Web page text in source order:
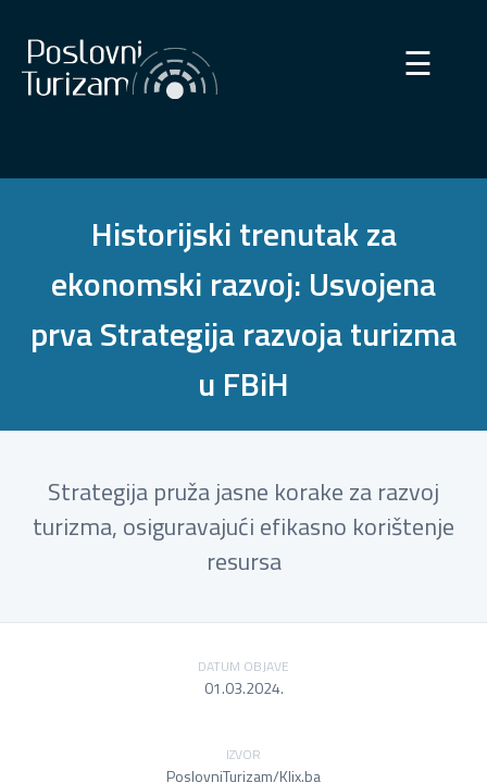
×
☰
Historijski trenutak za
ekonomski razvoj: Usvojena
prva Strategija razvoja turizma
u FBiH
Strategija pruža jasne korake za razvoj
turizma, osiguravajući efikasno korištenje
resursa
DATUM OBJAVE
01.03.2024.
IZVOR
PoslovniTurizam/Klix.ba